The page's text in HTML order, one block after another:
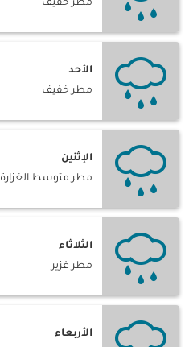
مطر خفيف
الأحد
مطر خفيف
الإثنين
مطر متوسط الغزارة
الثلاثاء
مطر غزير
الأربعاء